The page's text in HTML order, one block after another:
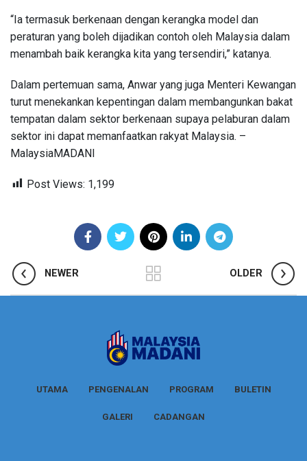
“Ia termasuk berkenaan dengan kerangka model dan
peraturan yang boleh dijadikan contoh oleh Malaysia dalam
menambah baik kerangka kita yang tersendiri,” katanya.
Dalam pertemuan sama, Anwar yang juga Menteri Kewangan
turut menekankan kepentingan dalam membangunkan bakat
tempatan dalam sektor berkenaan supaya pelaburan dalam
sektor ini dapat memanfaatkan rakyat Malaysia. –
MalaysiaMADANI
Post Views: 1,199
NEWER OLDER
UTAMA PENGENALAN PROGRAM BULETIN
GALERI CADANGAN